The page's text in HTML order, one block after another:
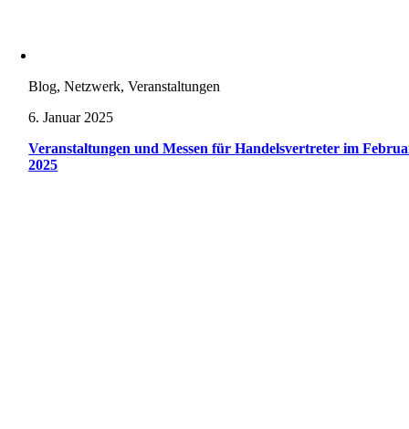
Blog, Netzwerk, Veranstaltungen
6. Januar 2025
Veranstaltungen und Messen für Handelsvertreter im
2025